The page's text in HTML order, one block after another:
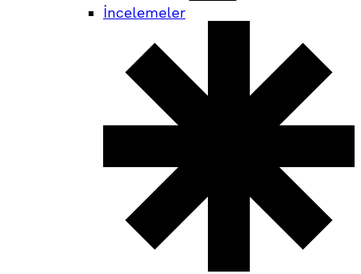
İncelemeler